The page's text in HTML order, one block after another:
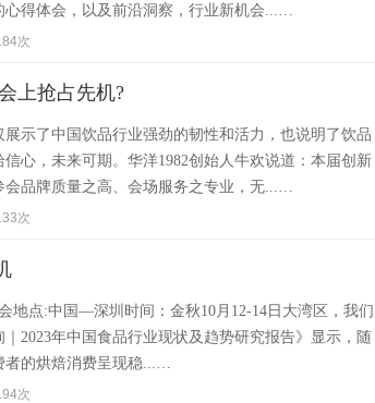
得体会，以及前沿洞察，行业新机会...…
次
上抢占先机?
示了中国饮品行业强劲的韧性和活力，也说明了饮品
心，未来可期。华洋1982创始人牛欢说道：本届创新
品牌质量之高、会场服务之专业，无...…
次
地点:中国—深圳时间：金秋10月12-14日大湾区，我们
2023年中国食品行业现状及趋势研究报告》显示，随
的烘焙消费呈现稳...…
次